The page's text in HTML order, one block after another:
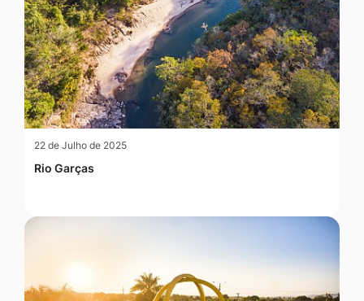
22 de Julho de 2025
Rio Garças